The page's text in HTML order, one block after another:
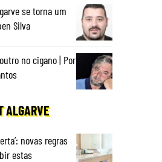
se torna um
Silva
no cigano | Por
ALGARVE
novas regras
estas